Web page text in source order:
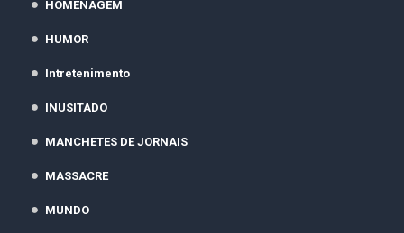
HOMENAGEM
HUMOR
Intretenimento
INUSITADO
MANCHETES DE JORNAIS
MASSACRE
MUNDO